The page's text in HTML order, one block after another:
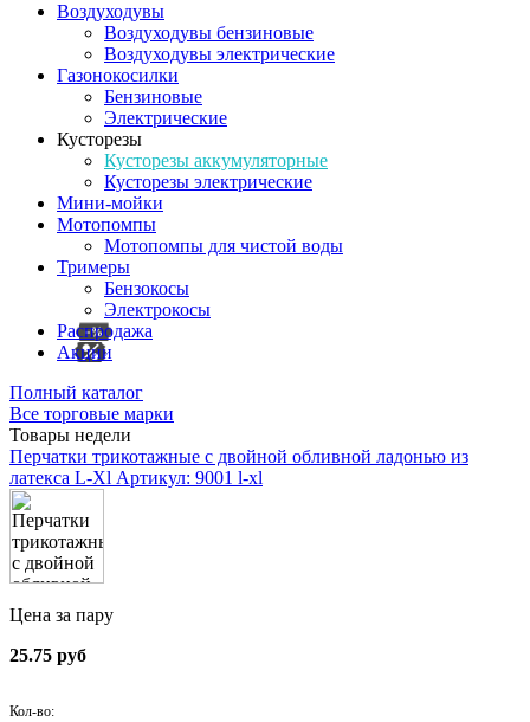
Воздуходувы
Воздуходувы бензиновые
Воздуходувы электрические
Газонокосилки
Бензиновые
Электрические
Кусторезы
Кусторезы аккумуляторные
Кусторезы электрические
Мини-мойки
Мотопомпы
Мотопомпы для чистой воды
Тримеры
Бензокосы
Электрокосы
Распродажа
Акции
Полный каталог
Все торговые марки
Товары недели
Перчатки трикотажные с двойной обливной ладонью из
латекса L-Xl Артикул: 9001 l-xl
Цена за пару
25.75 руб
Кол-во: